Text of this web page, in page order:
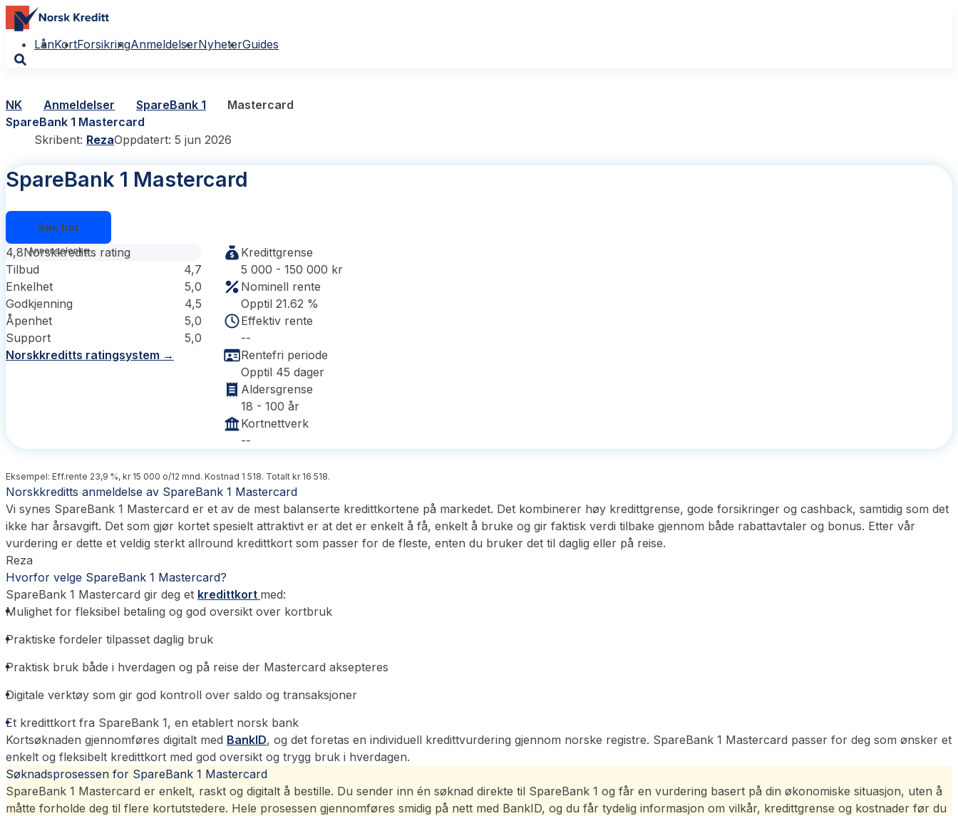
LånKortForsikringAnmeldelserNyheterGuides
NK Anmeldelser SpareBank 1
Mastercard
SpareBank 1 Mastercard
Skribent: RezaOppdatert: 5 jun 2026
SpareBank 1 Mastercard
Søk her
4,8Norskkreditts rating
Tilbud
4,7
Enkelhet
5,0
Godkjenning
4,5
Åpenhet
5,0
Support
5,0
Norskkreditts ratingsystem →
Kredittgrense
5 000 - 150 000 kr
Nominell rente
Opptil 21.62 %
Effektiv rente
--
Rentefri periode
Opptil 45 dager
Aldersgrense
18 - 100 år
Kortnettverk
--
Eksempel: Eff.rente 23,9 %, kr 15 000 o/12 mnd. Kostnad 1 518. Totalt kr 16 518.
Norskkreditts anmeldelse av SpareBank 1 Mastercard
Vi synes SpareBank 1 Mastercard er et av de mest balanserte kredittkortene på markedet. Det kombinerer høy kredittgrense, gode forsikringer og cashback, samtidig som det
ikke har årsavgift. Det som gjør kortet spesielt attraktivt er at det er enkelt å få, enkelt å bruke og gir faktisk verdi tilbake gjennom både rabattavtaler og bonus. Etter vår
vurdering er dette et veldig sterkt allround kredittkort som passer for de fleste, enten du bruker det til daglig eller på reise.
Reza
Hvorfor velge SpareBank 1 Mastercard?
SpareBank 1 Mastercard gir deg et kredittkort med:
Mulighet for fleksibel betaling og god oversikt over kortbruk
Praktiske fordeler tilpasset daglig bruk
Praktisk bruk både i hverdagen og på reise der Mastercard aksepteres
Digitale verktøy som gir god kontroll over saldo og transaksjoner
Et kredittkort fra SpareBank 1, en etablert norsk bank
Kortsøknaden gjennomføres digitalt med BankID, og det foretas en individuell kredittvurdering gjennom norske registre. SpareBank 1 Mastercard passer for deg som ønsker et
enkelt og fleksibelt kredittkort med god oversikt og trygg bruk i hverdagen.
Søknadsprosessen for SpareBank 1 Mastercard
SpareBank 1 Mastercard er enkelt, raskt og digitalt å bestille. Du sender inn én søknad direkte til SpareBank 1 og får en vurdering basert på din økonomiske situasjon, uten å
måtte forholde deg til flere kortutstedere. Hele prosessen gjennomføres smidig på nett med BankID, og du får tydelig informasjon om vilkår, kredittgrense og kostnader før du